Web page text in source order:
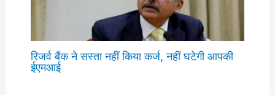
रिजर्व बैंक ने सस्ता नहीं किया कर्ज, नहीं घटेगी आपकी
ईएमआई